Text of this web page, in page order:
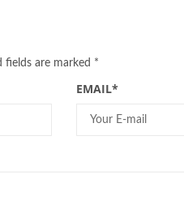
fields are marked *
EMAIL*